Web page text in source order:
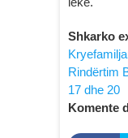
Shkarko
Rindërtim
17 dhe 20
Komente